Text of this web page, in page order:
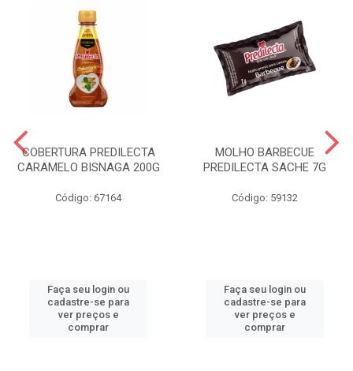
COBERTURA PREDILECTA
CARAMELO BISNAGA 200G
Código: 67164
Faça seu login ou
cadastre-se para
ver preços e
comprar
MOLHO BARBECUE
PREDILECTA SACHE 7G
Código: 59132
Faça seu login ou
cadastre-se para
ver preços e
comprar